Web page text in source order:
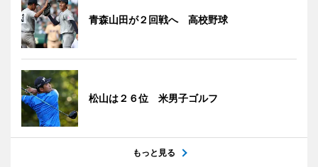
青森山田が２回戦へ 高校野球
松山は２６位 米男子ゴルフ
もっと見る